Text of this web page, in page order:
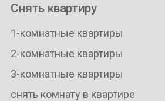
Снять квартиру
1-комнатные квартиры
2-комнатные квартиры
3-комнатные квартиры
снять комнату в квартире